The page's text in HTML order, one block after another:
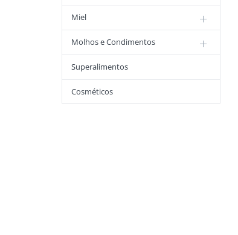
Miel
Molhos e Condimentos
Superalimentos
Cosméticos